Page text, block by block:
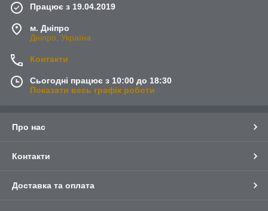
Працює з 19.04.2019
м. Дніпро
Дніпро, Україна
Контакти
Сьогодні працює з 10:00 до 18:30
Показати весь графік роботи
Про нас
Контакти
Доставка та оплата